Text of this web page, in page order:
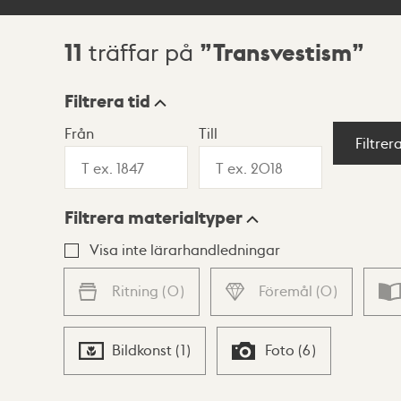
Sökresultat
11 träffar på Transvestism
Visningsläge
Lista Karta
Filtrera tid
Från Till
Filtrera materialtyper
Visa inte lärarhandledningar
Ritning (0) Föremål (0)
Bildkonst (1) Foto (6)